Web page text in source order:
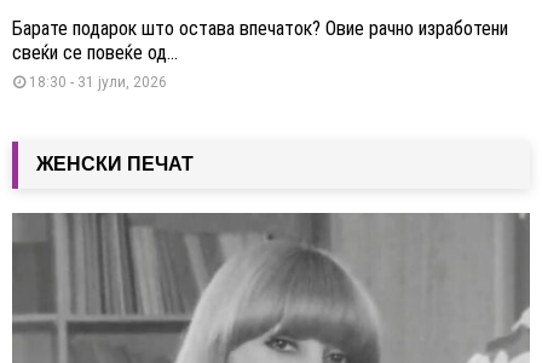
Барате подарок што остава впечаток? Овие рачно изработени
свеќи се повеќе од...
18:30 - 31 јули, 2026
ЖЕНСКИ ПЕЧАТ